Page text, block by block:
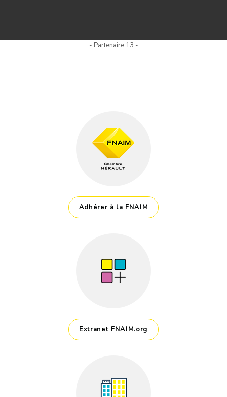
- Partenaire 13 -
Adhérer à la FNAIM
Extranet FNAIM.org